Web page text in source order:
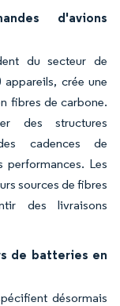
d'avions
du secteur de
crée une
fibres de carbone.
des structures
cadences de
Les
sources de fibres
des livraisons
de batteries en
désormais